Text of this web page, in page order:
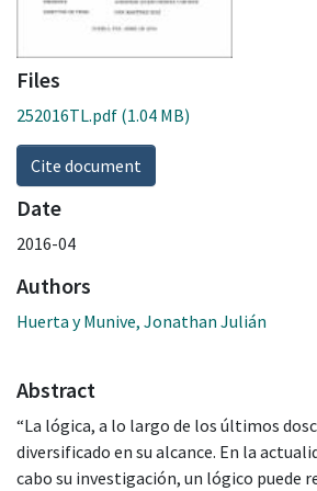
Files
252016TL.pdf (1.04 MB)
Cite document
Date
2016-04
Authors
Huerta y Munive, Jonathan Julián
Abstract
“La lógica, a lo largo de los últimos
diversificado en su alcance. En la
cabo su investigación, un lógico puede